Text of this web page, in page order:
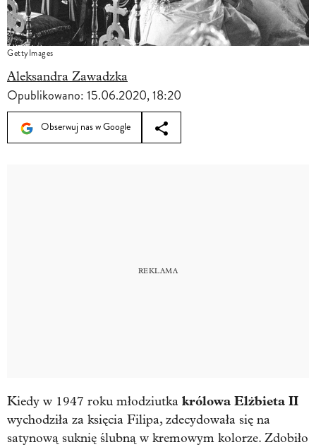
GettyImages
Aleksandra Zawadzka
Opublikowano:15.06.2020, 18:20
Obserwuj nas w Google
Kiedy w 1947 roku młodziutka królowa Elżbieta II
wychodziła za księcia Filipa, zdecydowała się na
satynową suknię ślubną w kremowym kolorze. Zdobiło